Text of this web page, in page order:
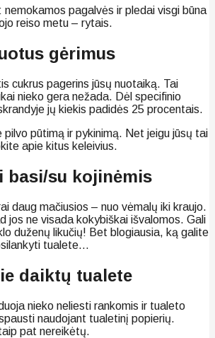
nemokamos pagalvės ir pledai visgi būna
reiso metu – rytais.
gėrimus
cukrus pagerins jūsų nuotaiką. Tai
nieko gera nežada. Dėl specifinio
jų kiekis padidės 25 procentais.
pilvo pūtimą ir pykinimą. Net jeigu jūsų tai
apie kitus keleivius.
basi/su kojinėmis
daug mačiusios – nuo vėmalų iki kraujo.
jos ne visada kokybiškai išvalomos. Gali
duženų likučių! Bet blogiausia, ką galite
tualete…
daiktų tualete
nieko neliesti rankomis ir tualeto
naudojant tualetinį popierių.
pat nereikėtų.